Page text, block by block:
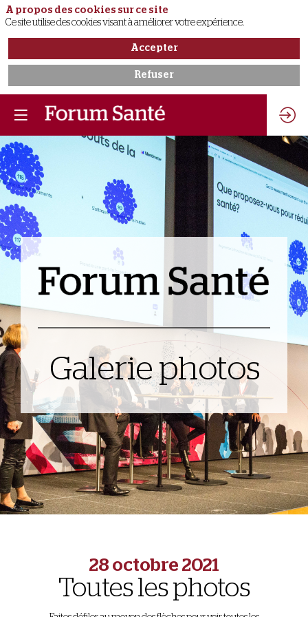
Galerie photos
28 octobre 2021
Toutes les photos
A propos des cookies sur ce site
Ce site utilise des cookies visant à améliorer votre expérience.
Accepter
Refuser